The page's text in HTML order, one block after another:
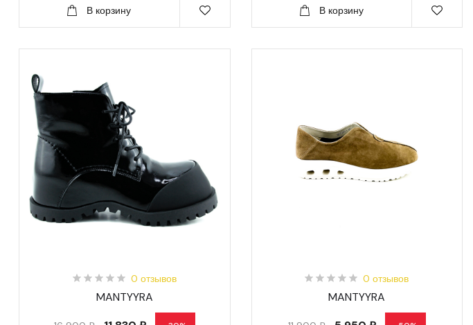
В корзину В корзину
0 отзывов
MANTYYRA
0 отзывов
MANTYYRA